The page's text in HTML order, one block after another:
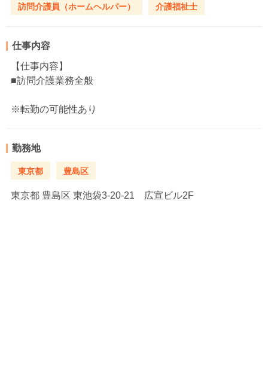
訪問介護員（ホームヘルパー） 介護福祉士
仕事内容
【仕事内容】
■訪問介護業務全般
※転勤の可能性あり
勤務地
東京都 豊島区
東京都 豊島区 東池袋3-20-21 広宣ビル2F